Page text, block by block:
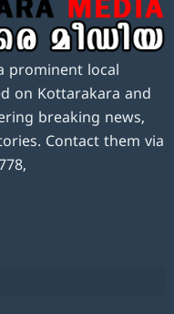
prominent local
on Kottarakara and
breaking news,
Contact them via